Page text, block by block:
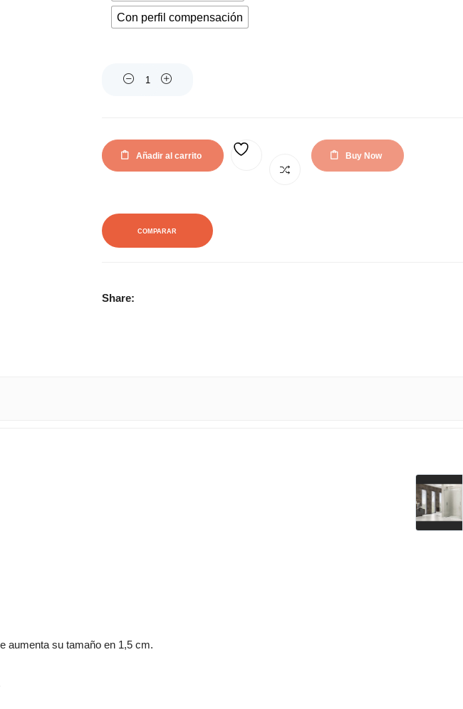
Con perfil compensación
Quantity
Añadir al carrito Buy Now
COMPARAR
Share:
aumenta su tamaño en 1,5 cm.